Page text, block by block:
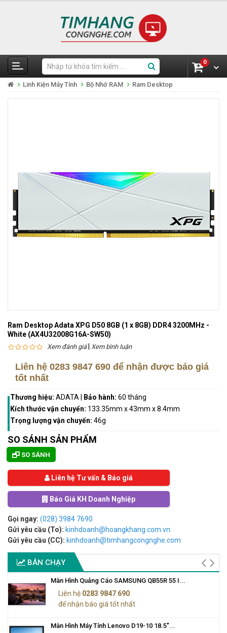
0
Linh Kiện Máy Tính Bộ Nhớ RAM Ram Desktop
Ram Desktop Adata XPG D50 8GB (1 x 8GB) DDR4 3200MHz -
White (AX4U32008G16A-SW50)
Xem đánh giá| Xem bình luận
Liên hệ 0283 9847 690 để nhận được báo giá
tốt nhất
Thương hiệu: ADATA Bảo hành: 60 tháng
Kích thước vận chuyển: 133.35mm x 43mm x 8.4mm
Trọng lượng vận chuyển: 46g
SO SÁNH SẢN PHẨM
SO SÁNH
Liên hệ Tư vấn & Báo giá
Báo Giá KH Doanh Nghiệp
Gọi ngay: (028) 3984 7690
Gửi yêu cầu (To): kinhdoanh@hoangkhang.com.vn
Gửi yêu cầu (CC): kinhdoanh@timhangcongnghe.com
BÁN CHẠY
Màn Hình Quảng Cáo SAMSUNG QB55R 55 I...
Liên hệ 0283 9847 690
để nhận báo giá tốt nhất
Màn Hình Máy Tính Lenovo D19-10 18.5"...